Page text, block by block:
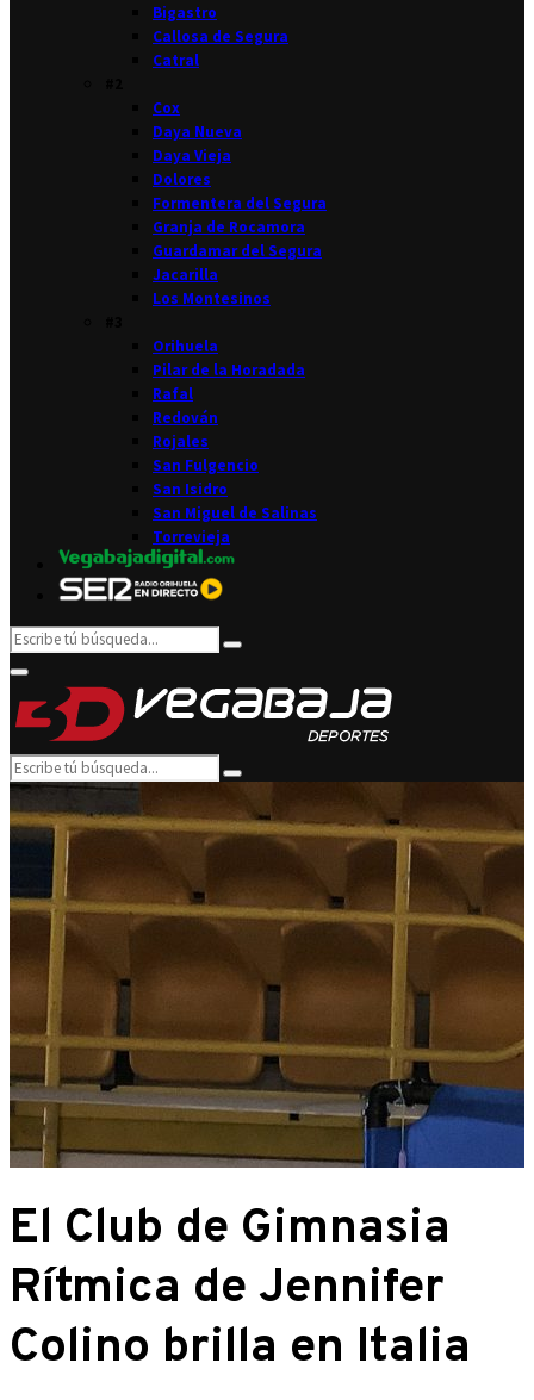
Bigastro
Callosa de Segura
Catral
Cox
Daya Nueva
Daya Vieja
Dolores
Formentera del Segura
Granja de Rocamora
Guardamar del Segura
Jacarilla
Los Montesinos
Orihuela
Pilar de la Horadada
Rafal
Redován
Rojales
San Fulgencio
San Isidro
San Miguel de Salinas
Torrevieja
Search
for:
Search
Primary
Menu
Search
for:
Search
El Club de Gimnasia
Rítmica de Jennifer
Colino brilla en Italia